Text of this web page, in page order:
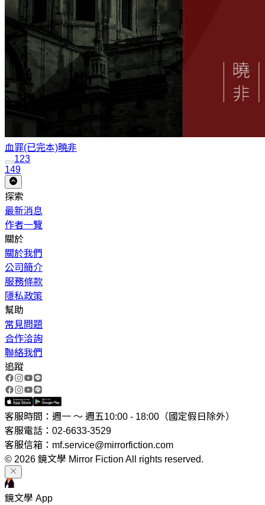
血罪(已完本)曉非
123
149
探索
最新消息
作者一覽
關於
關於我們
公司簡介
服務條款
隱私政策
幫助
常見問題
合作洽詢
聯絡我們
追蹤
客服時間：週一 ～ 週五10:00 - 18:00（國定假日除外）
客服電話：02-6633-3529
客服信箱：mf.service@mirrorfiction.com
© 2026 鏡文學 Mirror Fiction All rights reserved.
鏡文學 App